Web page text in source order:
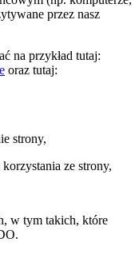
przez nasz
na przykład tutaj:
oraz tutaj:
strony,
ze strony,
w tym takich, które